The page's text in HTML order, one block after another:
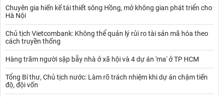
Chuyên gia hiến kế tái thiết sông Hồng, mở không gian phát triển cho
Hà Nội
Chủ tịch Vietcombank: Không thể quản lý rủi ro tài sản mã hóa theo
cách truyền thống
Hàng trăm người sập bẫy nhà ở xã hội và 4 dự án 'ma' ở TP HCM
Tổng Bí thư, Chủ tịch nước: Làm rõ trách nhiệm khi dự án chậm tiến
độ, đội vốn